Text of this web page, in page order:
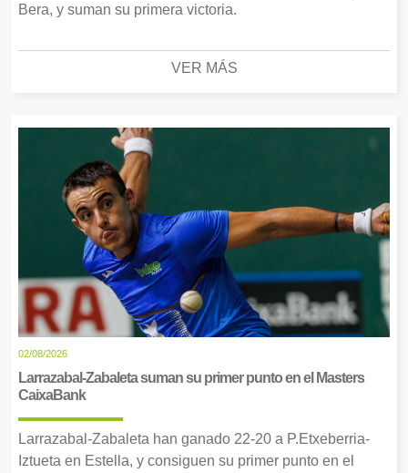
Bera, y suman su primera victoria.
VER MÁS
02/08/2026
Larrazabal-Zabaleta suman su primer punto en el Masters
CaixaBank
Larrazabal-Zabaleta han ganado 22-20 a P.Etxeberria-
Iztueta en Estella, y consiguen su primer punto en el